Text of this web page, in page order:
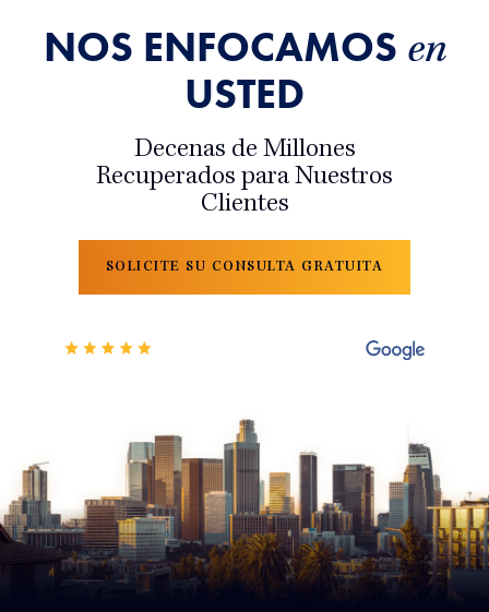
NOS ENFOCAMOS en
USTED
Decenas de Millones
Recuperados para Nuestros
Clientes
SOLICITE SU CONSULTA GRATUITA